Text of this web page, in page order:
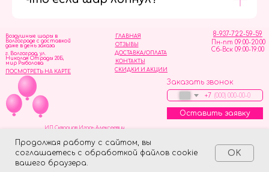
Продолжая работу с сайтом, вы
соглашаетесь с обработкой файлов cookie
вашего браузера.
OK
ОТЗЫВЫ
ГЛАВНАЯ
ДОСТАВКА/ОПЛАТА
СКИДКИ И АКЦИИ
КОНТАКТЫ
8-937-722-59-59
Пн-пт 09:00-20:00
Сб-Вск 09:00-19:00
Воздушные шары в
Волгограде с доставкой
даже в день заказа
Заказать звонок
+7
Оставить заявку
г. Волгоград, ул.
Николая Отрады 20Б,
мир Рыболова
ПОСМОТРЕТЬ НА КАРТЕ
ИП Скворцов Игорь Алексеевич
Made on Tilda